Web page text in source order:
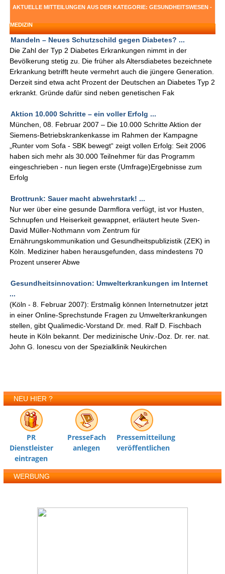
AKTUELLE MITTEILUNGEN AUS DER KATEGORIE: GESUNDHEITSWESEN -
MEDIZIN
Mandeln – Neues Schutzschild gegen Diabetes? ...
Die Zahl der Typ 2 Diabetes Erkrankungen nimmt in der
Bevölkerung stetig zu. Die früher als Altersdiabetes bezeichnete
Erkrankung betrifft heute vermehrt auch die jüngere Generation.
Derzeit sind etwa acht Prozent der Deutschen an Diabetes Typ 2
erkrankt. Gründe dafür sind neben genetischen Fak
Aktion 10.000 Schritte – ein voller Erfolg ...
München, 08. Februar 2007 – Die 10.000 Schritte Aktion der
Siemens-Betriebskrankenkasse im Rahmen der Kampagne
„Runter vom Sofa - SBK bewegt“ zeigt vollen Erfolg: Seit 2006
haben sich mehr als 30.000 Teilnehmer für das Programm
eingeschrieben - nun liegen erste (Umfrage)Ergebnisse zum
Erfolg
Brottrunk: Sauer macht abwehrstark! ...
Nur wer über eine gesunde Darmflora verfügt, ist vor Husten,
Schnupfen und Heiserkeit gewappnet, erläutert heute Sven-
David Müller-Nothmann vom Zentrum für
Ernährungskommunikation und Gesundheitspublizistik (ZEK) in
Köln. Mediziner haben herausgefunden, dass mindestens 70
Prozent unserer Abwe
Gesundheitsinnovation: Umwelterkrankungen im Internet
...
(Köln - 8. Februar 2007): Erstmalig können Internetnutzer jetzt
in einer Online-Sprechstunde Fragen zu Umwelterkrankungen
stellen, gibt Qualimedic-Vorstand Dr. med. Ralf D. Fischbach
heute in Köln bekannt. Der medizinische Univ.-Doz. Dr. rer. nat.
John G. Ionescu von der Spezialklinik Neukirchen
NEU HIER ?
PR
Dienstleister
eintragen
PresseFach
anlegen
Pressemitteilung
veröffentlichen
WERBUNG